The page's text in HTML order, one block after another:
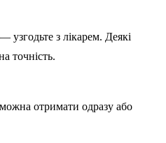
узгодьте з лікарем. Деякі
точність.
отримати одразу або